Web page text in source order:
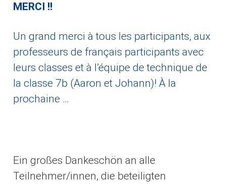
MERCI !!
Un grand merci à tous les participants, aux
professeurs de français participants avec
leurs classes et à l’équipe de technique de
la classe 7b (Aaron et Johann)! À la
prochaine …
Ein großes Dankeschön an alle
Teilnehmer/innen, die beteiligten